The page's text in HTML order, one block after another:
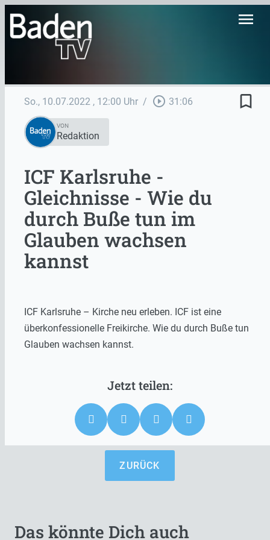
menu
So., 10.07.2022 , 12:00 Uhr / play_circle_outline 31:06 bookmark_border
VON
Redaktion
ICF Karlsruhe -
Gleichnisse - Wie du
durch Buße tun im
Glauben wachsen
kannst
ICF Karlsruhe – Kirche neu erleben. ICF ist eine
überkonfessionelle Freikirche. Wie du durch Buße tun
Glauben wachsen kannst.
ZURÜCK
Das könnte Dich auch